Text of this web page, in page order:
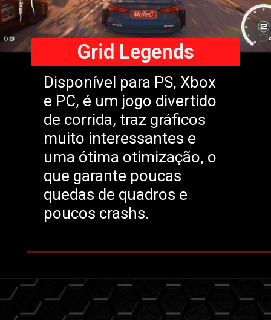
Disponível para PS, Xbox
e PC, é um jogo divertido
de corrida, traz gráficos
muito interessantes e
uma ótima otimização, o
que garante poucas
quedas de quadros e
poucos crashs.
Grid Legends